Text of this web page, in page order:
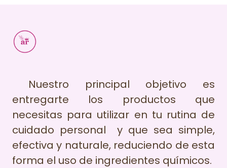
Nuestro principal objetivo es
entregarte los productos que
necesitas para utilizar en tu rutina de
cuidado personal y que sea simple,
efectiva y naturale, reduciendo de esta
forma el uso de ingredientes químicos.